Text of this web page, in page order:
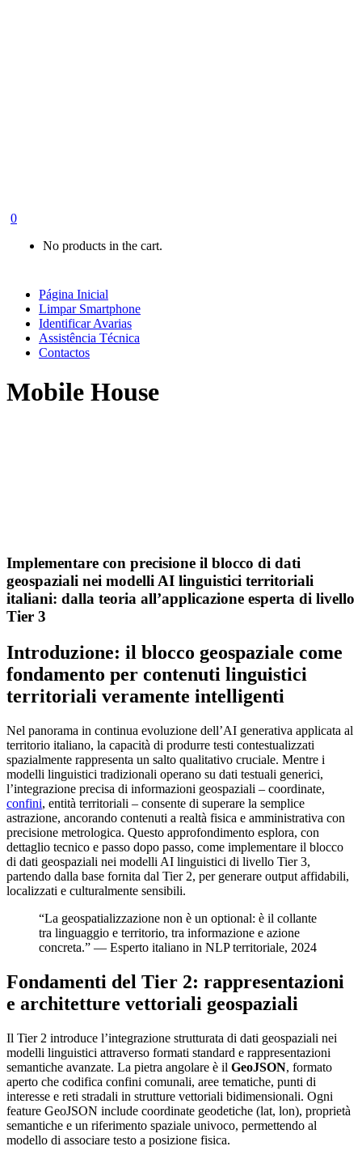
0
No products in the cart.
Página Inicial
Limpar Smartphone
Identificar Avarias
Assistência Técnica
Contactos
Mobile House
Implementare con precisione il blocco di dati
geospaziali nei modelli AI linguistici territoriali
italiani: dalla teoria all’applicazione esperta di livello
Tier 3
Introduzione: il blocco geospaziale come
fondamento per contenuti linguistici
territoriali veramente intelligenti
Nel panorama in continua evoluzione dell’AI generativa applicata al
territorio italiano, la capacità di produrre testi contestualizzati
spazialmente rappresenta un salto qualitativo cruciale. Mentre i
modelli linguistici tradizionali operano su dati testuali generici,
l’integrazione precisa di informazioni geospaziali – coordinate,
confini, entità territoriali – consente di superare la semplice
astrazione, ancorando contenuti a realtà fisica e amministrativa con
precisione metrologica. Questo approfondimento esplora, con
dettaglio tecnico e passo dopo passo, come implementare il blocco
di dati geospaziali nei modelli AI linguistici di livello Tier 3,
partendo dalla base fornita dal Tier 2, per generare output affidabili,
localizzati e culturalmente sensibili.
“La geospatializzazione non è un optional: è il collante
tra linguaggio e territorio, tra informazione e azione
concreta.” — Esperto italiano in NLP territoriale, 2024
Fondamenti del Tier 2: rappresentazioni
e architetture vettoriali geospaziali
Il Tier 2 introduce l’integrazione strutturata di dati geospaziali nei
modelli linguistici attraverso formati standard e rappresentazioni
semantiche avanzate. La pietra angolare è il GeoJSON, formato
aperto che codifica confini comunali, aree tematiche, punti di
interesse e reti stradali in strutture vettoriali bidimensionali. Ogni
feature GeoJSON include coordinate geodetiche (lat, lon), proprietà
semantiche e un riferimento spaziale univoco, permettendo al
modello di associare testo a posizione fisica.